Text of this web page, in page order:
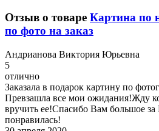
Отзыв о товаре Картина по
по фото на заказ
Андрианова Виктория Юрьевна
5
отлично
Заказала в подарок картину по
Превзашла все мои ожидания!Жду
вручить ее!Спасибо Вам большое
понравилась!